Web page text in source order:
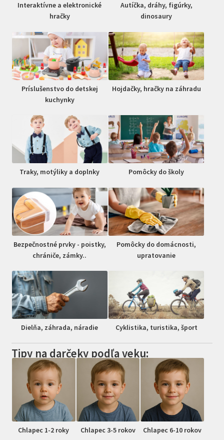
Interaktívne a elektronické
hračky
Autíčka, dráhy, figúrky,
dinosaury
Príslušenstvo do detskej
kuchynky
Hojdačky, hračky na záhradu
Traky, motýliky a doplnky Pomôcky do školy
Bezpečnostné prvky - poistky,
chrániče, zámky..
Pomôcky do domácnosti,
upratovanie
Dielňa, záhrada, náradie Cyklistika, turistika, šport
Tipy na darčeky podľa veku:
Chlapec 1-2 roky Chlapec 3-5 rokov Chlapec 6-10 rokov